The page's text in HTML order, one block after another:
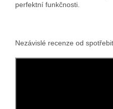
perfektní funkčnosti.
Nezávislé recenze od